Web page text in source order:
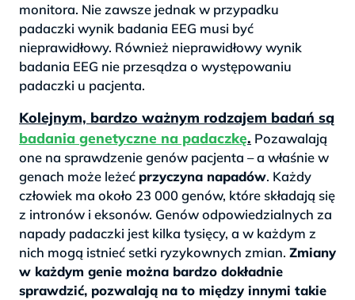
monitora. Nie zawsze jednak w przypadku
padaczki wynik badania EEG musi być
nieprawidłowy. Również nieprawidłowy wynik
badania EEG nie przesądza o występowaniu
padaczki u pacjenta.
Kolejnym, bardzo ważnym rodzajem badań są
badania genetyczne na padaczkę. Pozawalają
one na sprawdzenie genów pacjenta – a właśnie w
genach może leżeć przyczyna napadów. Każdy
człowiek ma około 23 000 genów, które składają się
z intronów i eksonów. Genów odpowiedzialnych za
napady padaczki jest kilka tysięcy, a w każdym z
nich mogą istnieć setki ryzykownych zmian. Zmiany
w każdym genie można bardzo dokładnie
sprawdzić, pozwalają na to między innymi takie